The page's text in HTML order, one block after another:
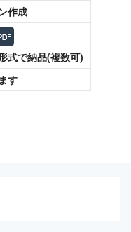
作成
式で納品(複数可)
す